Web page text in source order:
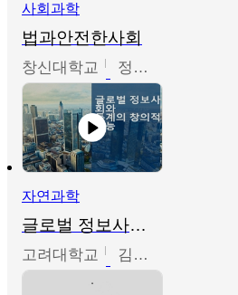
사회과학
법과안전한사회
창신대학교 정연균
자연과학
글로벌 정보사회와 통계의 창의적 기능
고려대학교 김희영